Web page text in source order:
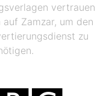
vertrauen
Zamzar, um den
zu